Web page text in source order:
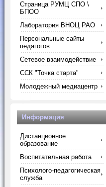
Страница РУМЦ СПО \
БПОО
Лаборатория ВНОЦ РАО
Персональные сайты
педагогов
Сетевое взаимодействие
ССК "Точка старта"
Молодежный медиацентр
Информация
Дистанционное
образование
Воспитательная работа
Психолого-педагогическая
служба